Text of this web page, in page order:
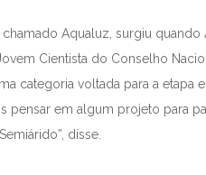
Aqualuz, surgiu quando
Cientista do Conselho
categoria voltada para a etapa
pensar em algum projeto para
disse.